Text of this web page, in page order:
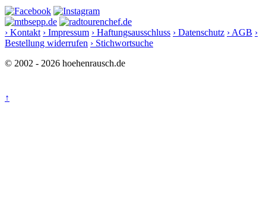
› Kontakt › Impressum › Haftungsausschluss › Datenschutz › AGB ›
Bestellung widerrufen › Stichwortsuche
© 2002 - 2026 hoehenrausch.de
↑